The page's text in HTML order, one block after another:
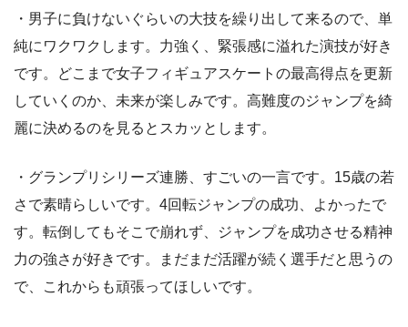
・男子に負けないぐらいの大技を繰り出して来るので、単
純にワクワクします。力強く、緊張感に溢れた演技が好き
です。どこまで女子フィギュアスケートの最高得点を更新
していくのか、未来が楽しみです。高難度のジャンプを綺
麗に決めるのを見るとスカッとします。
・グランプリシリーズ連勝、すごいの一言です。15歳の若
さで素晴らしいです。4回転ジャンプの成功、よかったで
す。転倒してもそこで崩れず、ジャンプを成功させる精神
力の強さが好きです。まだまだ活躍が続く選手だと思うの
で、これからも頑張ってほしいです。